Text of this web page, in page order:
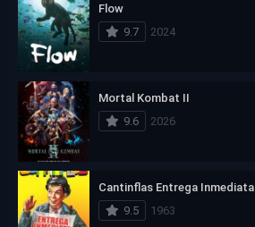
Flow
9.7
2024
Mortal Kombat II
9.6
2026
Cantinflas Entrega Inmediata
9.5
1963